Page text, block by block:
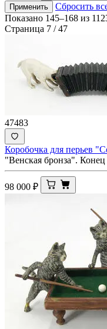
Применить
Сбросить
Показано 145–168 из
Страница 7 / 47
47483
Коробочка для перьев
"Венская бронза".
98 000 ₽